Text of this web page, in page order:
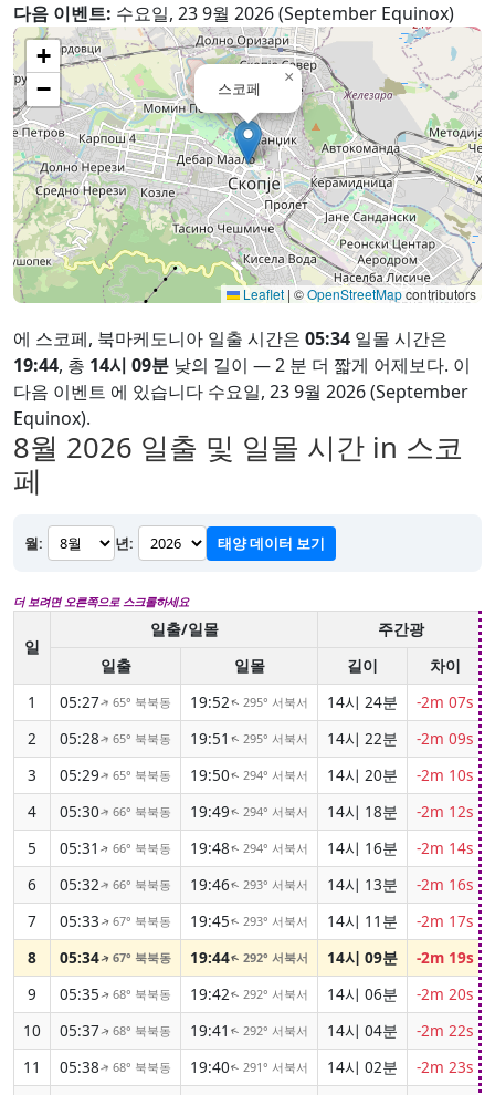
다음 이벤트: 수요일, 23 9월 2026 (September Equinox)
스코페
×
+
−
Leaflet | ©OpenStreetMapcontributors
에 스코페, 북마케도니아 일출 시간은 05:34 일몰 시간은
19:44, 총 14시 09분 낮의 길이 — 2 분 더 짧게 어제보다. 이
다음 이벤트 에 있습니다 수요일, 23 9월 2026 (September
Equinox).
8월 2026 일출 및 일몰 시간 in 스코
페
월: 년: 태양 데이터 보기
더 보려면 오른쪽으로 스크롤하세요
일
일출/일몰 주간광
일출
일몰 길이
차이
1
05:27↑65° 북북동 19:52↑295° 서북서 14시 24분 -2m 07s
2
05:28↑65° 북북동 19:51 ↑295° 서북서 14시 22분 -2m 09s
3
05:29↑65° 북북동 19:50↑294° 서북서 14시 20분 -2m 10s
4
05:30↑66° 북북동 19:49↑294° 서북서 14시 18분 -2m 12s
5
05:31 ↑66° 북북동 19:48↑294° 서북서 14시 16분 -2m 14s
6
05:32↑66° 북북동 19:46↑293° 서북서 14시 13분 -2m 16s
7
05:33↑67° 북북동 19:45↑293° 서북서 14시 11분 -2m 17s
8
05:34↑67° 북북동 19:44↑292° 서북서 14시 09분 -2m 19s
9
05:35↑68° 북북동 19:42↑ 292° 서북서 14시 06분 -2m 20s
10
05:37↑68° 북북동 19:41 ↑ 292° 서북서 14시 04분 -2m 22s
11
05:38↑68° 북북동 19:40↑ 291° 서북서 14시 02분 -2m 23s